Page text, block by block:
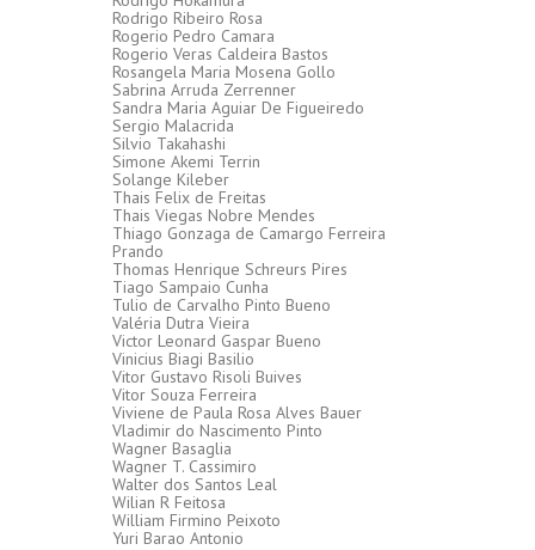
Rodrigo Ribeiro Rosa
Rogerio Pedro Camara
Rogerio Veras Caldeira Bastos
Rosangela Maria Mosena Gollo
Sabrina Arruda Zerrenner
Sandra Maria Aguiar De Figueiredo
Sergio Malacrida
Silvio Takahashi
Simone Akemi Terrin
Solange Kileber
Thais Felix de Freitas
Thais Viegas Nobre Mendes
Thiago Gonzaga de Camargo Ferreira
Prando
Thomas Henrique Schreurs Pires
Tiago Sampaio Cunha
Tulio de Carvalho Pinto Bueno
Valéria Dutra Vieira
Victor Leonard Gaspar Bueno
Vinicius Biagi Basilio
Vitor Gustavo Risoli Buives
Vitor Souza Ferreira
Viviene de Paula Rosa Alves Bauer
Vladimir do Nascimento Pinto
Wagner Basaglia
Wagner T. Cassimiro
Walter dos Santos Leal
Wilian R Feitosa
William Firmino Peixoto
Yuri Barao Antonio